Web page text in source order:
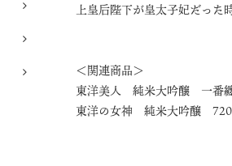
上皇后陛下が皇太子妃だった
＜関連商品＞
東洋美人 純米大吟醸 一番
東洋の女神 純米大吟醸 720